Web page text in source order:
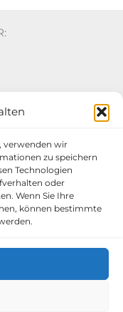
verwenden wir
zu speichern
Technologien
oder
Wenn Sie Ihre
können bestimmte